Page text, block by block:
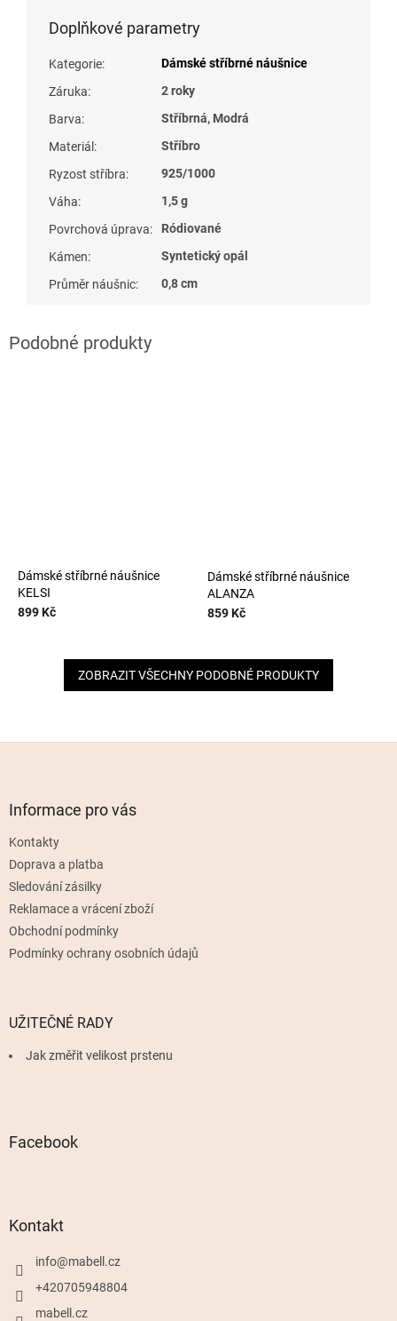
Doplňkové parametry
Kategorie:
Dámské stříbrné náušnice
Záruka:
2 roky
Barva:
Stříbrná, Modrá
Materiál :
Stříbro
Ryzost stříbra:
925/1000
Váha:
1,5 g
Povrchová úprava:
Ródiované
Kámen:
Syntetický opál
Průměr náušnic: 0,8 cm
Dámské stříbrné náušnice
KELSI
899 Kč
Dámské stříbrné náušnice
ALANZA
859 Kč
ZOBRAZIT VŠECHNY PODOBNÉ PRODUKTY
Informace pro vás
Kontakty
Doprava a platba
Sledování zásilky
Reklamace a vrácení zboží
Obchodní podmínky
Podmínky ochrany osobních údajů
UŽITEČNÉ RADY
Jak změřit velikost prstenu
Facebook
Kontakt
info@mabell.cz
+420705948804
mabell.cz